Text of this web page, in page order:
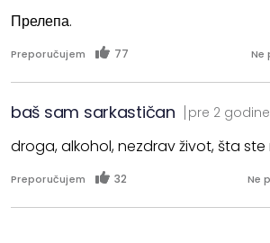
Прелепа.
Preporučujem 77 Ne
baš sam sarkastičan pre 2 godine
droga, alkohol, nezdrav život, šta ste
Preporučujem 32 Ne